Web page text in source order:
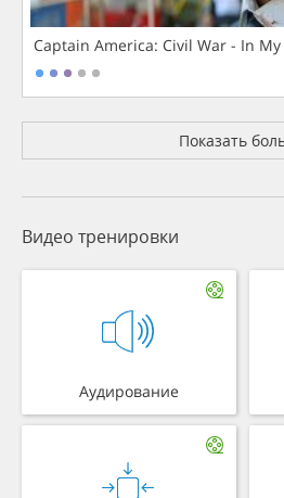
Captain America: Civil War - In
Показать
Видео тренировки
Аудирование